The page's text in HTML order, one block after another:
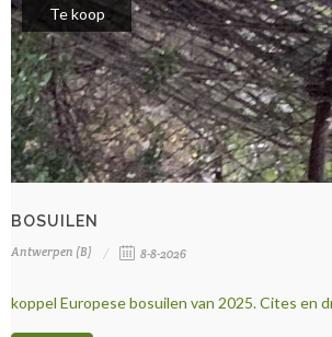
Te koop
BOSUILEN
Antwerpen (B) 8-8-2026
koppel Europese bosuilen van 2025. Cites en